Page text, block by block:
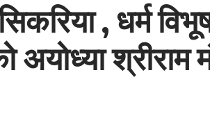
, धर्म
श्रीराम